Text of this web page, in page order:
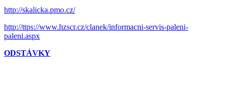
http://skalicka.pmo.cz/
http://ttps://www.hzscr.cz/clanek/informacni-servis-paleni-
paleni.aspx
ODSTÁVKY